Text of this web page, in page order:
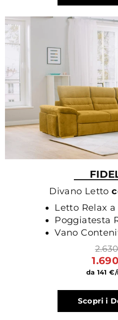
Divano Letto
Letto Relax
Poggiatesta
Vano
da 141
Scopri i